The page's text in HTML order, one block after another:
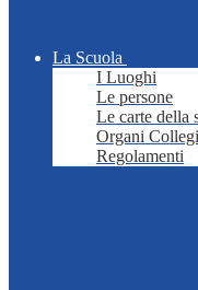
La Scuola
I Luoghi
Le persone
Le carte della
Organi
Regolamenti